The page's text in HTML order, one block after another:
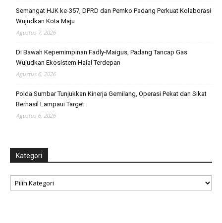
Semangat HJK ke-357, DPRD dan Pemko Padang Perkuat Kolaborasi
Wujudkan Kota Maju
Agustus 7, 2026
Di Bawah Kepemimpinan Fadly-Maigus, Padang Tancap Gas
Wujudkan Ekosistem Halal Terdepan
Agustus 6, 2026
Polda Sumbar Tunjukkan Kinerja Gemilang, Operasi Pekat dan Sikat
Berhasil Lampaui Target
Agustus 6, 2026
Kategori
Kategori